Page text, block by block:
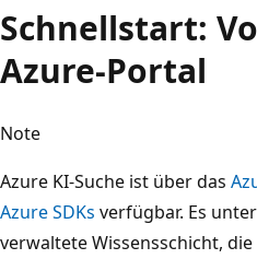
Schnellstart:
Azure-Portal
Note
Azure KI-Suche ist über das
Azure SDKs verfügbar. Es
verwaltete Wissensschicht,